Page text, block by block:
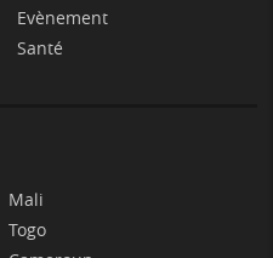
Evènement
Santé
Mali
Togo